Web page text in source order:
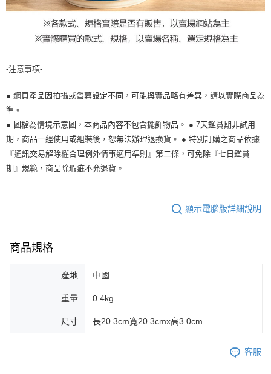
-注意事項-
● 網頁產品因拍攝或螢幕設定不同，可能與實品略有差異，請以實際商品為
準。
● 圖檔為情境示意圖，本商品內容不包含擺飾物品。 ● 7天鑑賞期非試用
期，商品一經使用或組裝後，恕無法辦理退換貨。 ● 特別訂購之商品依據
『通訊交易解除權合理例外情事適用準則』第二條，可免除『七日鑑賞
期』規範，商品除瑕疵不允退貨。
顯示電腦版詳細說明
商品規格
產地 中國
重量 0.4kg
尺寸 長20.3cm寬20.3cmx高3.0cm
客服